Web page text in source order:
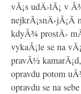
vÃ¡s udÄ›lÃ¡ v
kdyÅ¾ prostÄ›
vykaÅ¡le se na
pravÃ½
opravdu potom
opravdu se na